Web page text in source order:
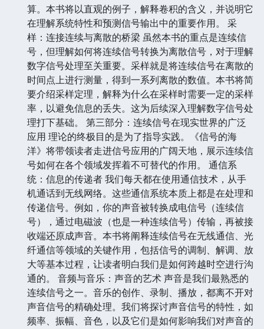
算。本书将以直观的例子，解释卷积的含义，并说明它
在理解系统特性和预测信号输出中的重要作用。 采
样：连接连续与离散的桥梁 虽然本书的重点是连续信
号，但理解如何将连续信号转换为离散信号，对于理解
数字信号处理至关重要。采样就是将连续信号在离散的
时间点上进行测量，得到一系列离散的数值。本书将简
要介绍采样定理，解释为什么在采样时需要一定的采样
率，以避免信息的丢失。这为后续深入理解数字信号处
理打下基础。 第三部分：连续信号在现实世界的广泛
应用 理论的终极目的是为了指导实践。《信号的海
洋》将带领读者走进信号应用的广阔天地，展示连续信
号如何在各个领域发挥着不可替代的作用。 通信系
统：信息的传递者 我们每天都在使用通信技术，从手
机通话到无线网络。这些通信系统本质上都是在处理和
传递信号。例如，你的声音被转换成电信号（连续信
号），通过电磁波（也是一种连续信号）传输，再被接
收端还原成声音。本书将阐释连续信号在无线通信、光
纤通信等领域的关键作用，包括信号的调制、解调、放
大等基本过程，让读者明白我们是如何跨越时空进行沟
通的。 音频与音乐：声音的艺术 声音是我们最熟悉的
连续信号之一。音乐的创作、录制、播放，都离不开对
声音信号的精确处理。我们将探讨声音信号的特性，如
频率、振幅、音色，以及它们是如何影响我们对声音的